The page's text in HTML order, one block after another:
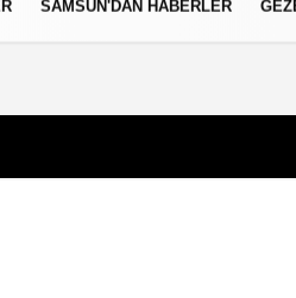
SAMSUN'DAN HABERLER